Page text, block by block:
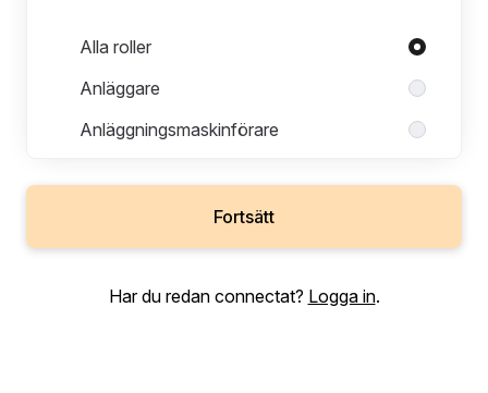
Roller i Mark och anläggning
Alla roller
Anläggare
Anläggningsmaskinförare
Betongarbetare
Entreprenadchef
Fortsätt
Har du redan connectat? Logga in.